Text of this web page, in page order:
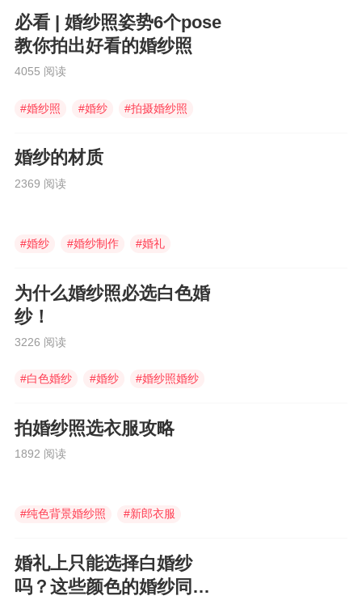
单及稍长为佳。 下身应穿裙身宽松、强调肩
部的低肩或无袖的设计，尽量将别人的视线往上
的服装师为您提供完善的服务
必看 | 婚纱照姿势6个pose
教你拍出好看的婚纱照
4055 阅读
#婚纱照 #婚纱 #拍摄婚纱照
婚纱的材质
2369 阅读
#婚纱 #婚纱制作 #婚礼
为什么婚纱照必选白色婚
纱！
3226 阅读
#白色婚纱 #婚纱 #婚纱照婚纱
拍婚纱照选衣服攻略
1892 阅读
#纯色背景婚纱照 #新郎衣服
婚礼上只能选择白婚纱
吗？这些颜色的婚纱同样